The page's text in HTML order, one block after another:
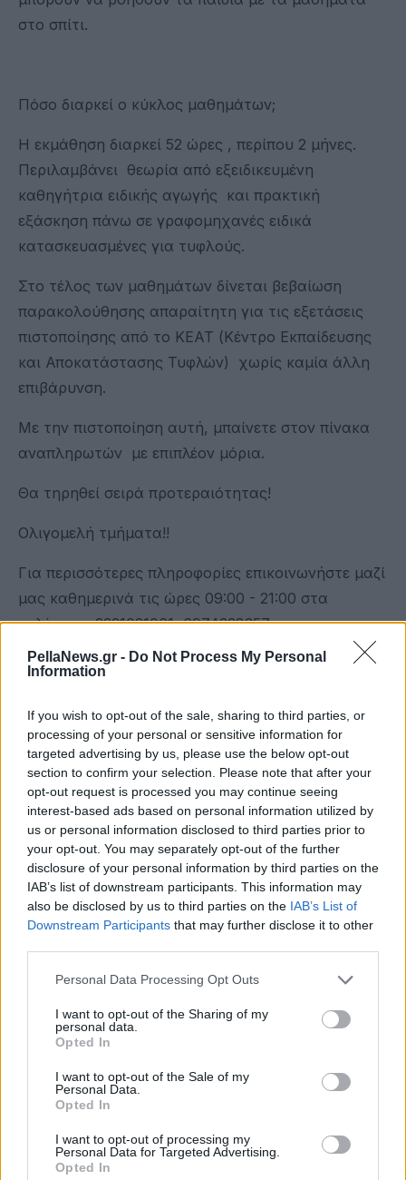
PellaNews.gr - Do Not Process My Personal
Information
If you wish to opt-out of the sale, sharing to third parties, or
processing of your personal or sensitive information for
targeted advertising by us, please use the below opt-out
section to confirm your selection. Please note that after your
opt-out request is processed you may continue seeing
interest-based ads based on personal information utilized by
us or personal information disclosed to third parties prior to
your opt-out. You may separately opt-out of the further
disclosure of your personal information by third parties on the
IAB’s list of downstream participants. This information may
also be disclosed by us to third parties on the IAB’s List of
Downstream Participants that may further disclose it to other
Personal Data Processing Opt Outs
I want to opt-out of the Sharing of my
personal data.
Opted In
I want to opt-out of the Sale of my
Personal Data.
Opted In
I want to opt-out of processing my
Personal Data for Targeted Advertising.
Opted In
στο σπίτι.
Πόσο διαρκεί ο κύκλος μαθημάτων;
Η εκμάθηση διαρκεί 52 ώρες , περίπου 2 μήνες.
Περιλαμβάνει θεωρία από εξειδικευμένη
καθηγήτρια ειδικής αγωγής και πρακτική
εξάσκηση πάνω σε γραφομηχανές ειδικά
κατασκευασμένες για τυφλούς.
Στο τέλος των μαθημάτων δίνεται βεβαίωση
παρακολούθησης απαραίτητη για τις εξετάσεις
πιστοποίησης από το ΚΕΑΤ (Κέντρο Εκπαίδευσης
και Αποκατάστασης Τυφλών) χωρίς καμία άλλη
επιβάρυνση.
Με την πιστοποίηση αυτή, μπαίνετε στον πίνακα
αναπληρωτών με επιπλέον μόρια.
Θα τηρηθεί σειρά προτεραιότητας!
Ολιγομελή τμήματα!!
Για περισσότερες πληροφορίες επικοινωνήστε μαζί
μας καθημερινά τις ώρες 09:00 - 21:00 στα
τηλέφωνα 2331021061, 6974338357.
e-mail:ekedimtheoxas@gmail.com
fb: ΕΚΕΔΙΜ Βέροιας Θεοχαρόπουλος